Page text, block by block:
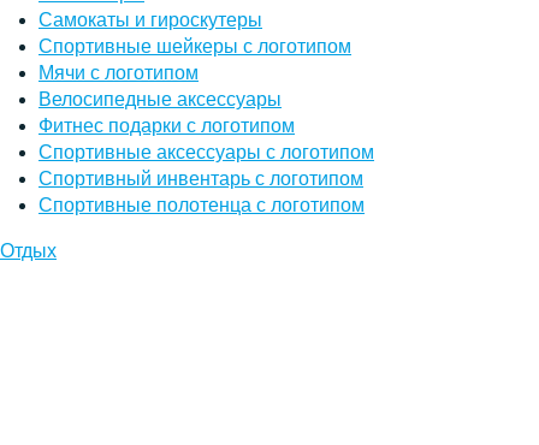
Самокаты и гироскутеры
Спортивные шейкеры с логотипом
Мячи с логотипом
Велосипедные аксессуары
Фитнес подарки с логотипом
Спортивные аксессуары с логотипом
Спортивный инвентарь с логотипом
Спортивные полотенца с логотипом
Отдых